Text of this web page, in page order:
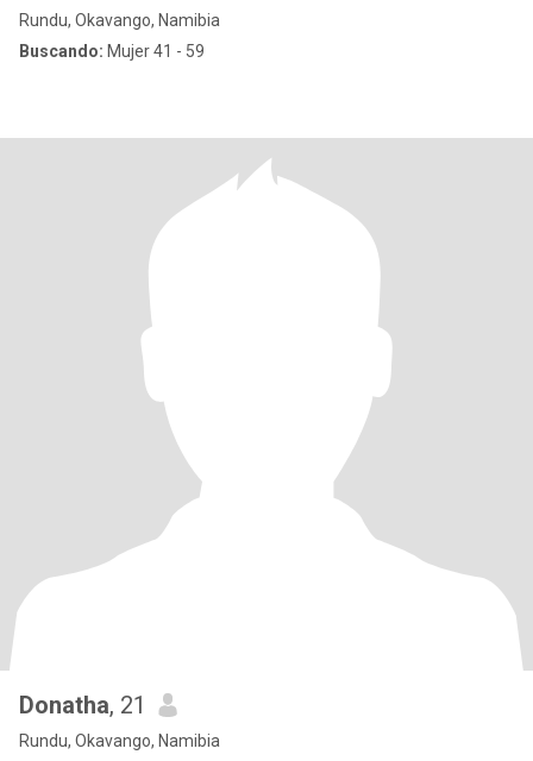
Rundu, Okavango, Namibia
Buscando: Mujer 41 - 59
Donatha, 21
Rundu, Okavango, Namibia